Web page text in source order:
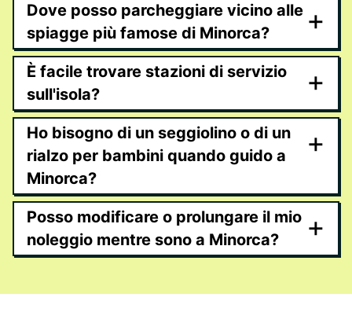
Dove posso parcheggiare vicino alle
spiagge più famose di Minorca?
+
È facile trovare stazioni di servizio
sull'isola?
+
Ho bisogno di un seggiolino o di un
rialzo per bambini quando guido a
Minorca?
+
Posso modificare o prolungare il mio
noleggio mentre sono a Minorca?
+